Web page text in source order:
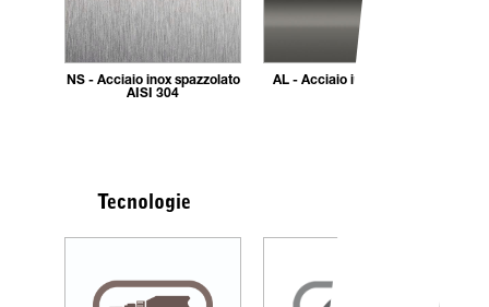
NS - Acciaio inox spazzolato
AISI 304
AL - Acciaio inox AISI 304
Tecnologie